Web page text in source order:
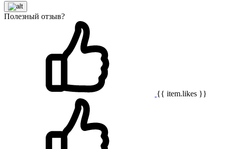
Полезный отзыв?
{{ item.likes }}